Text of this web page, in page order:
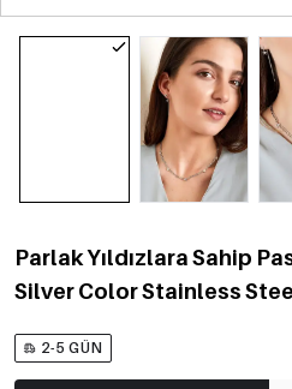
Parlak Yıldızlara Sahip
Silver Color Stainless
2-5 GÜN